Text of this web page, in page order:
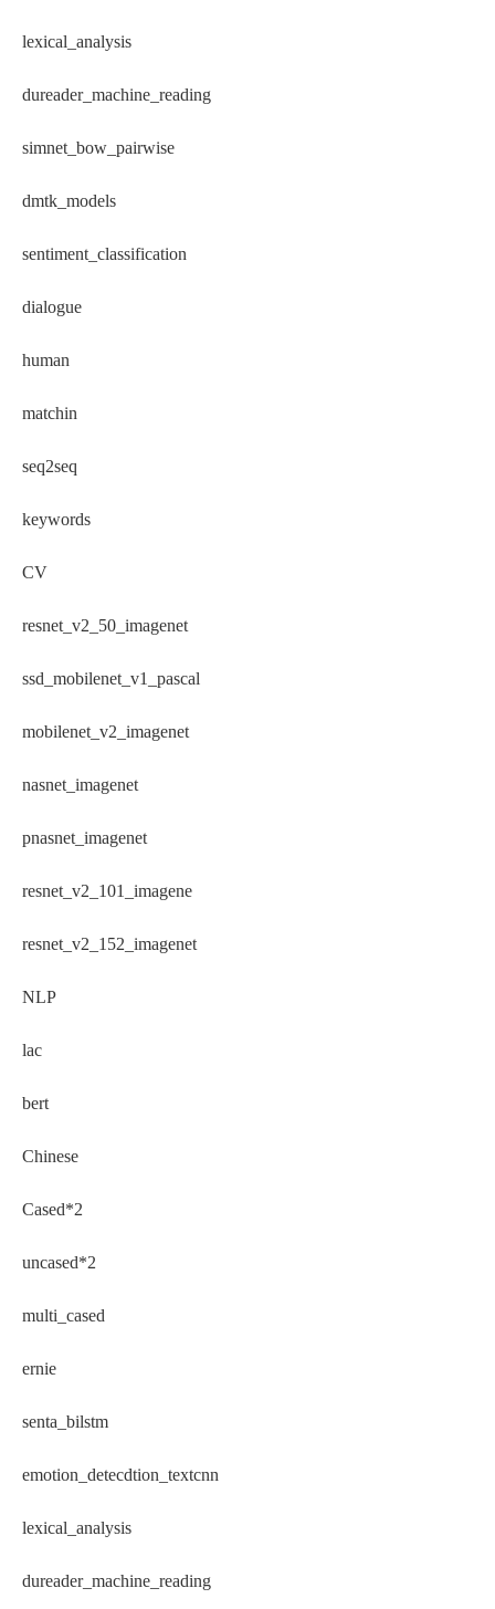
lexical_analysis
dureader_machine_reading
simnet_bow_pairwise
dmtk_models
sentiment_classification
dialogue
human
matchin
seq2seq
keywords
CV
resnet_v2_50_imagenet
ssd_mobilenet_v1_pascal
mobilenet_v2_imagenet
nasnet_imagenet
pnasnet_imagenet
resnet_v2_101_imagene
resnet_v2_152_imagenet
NLP
lac
bert
Chinese
Cased*2
uncased*2
multi_cased
ernie
senta_bilstm
emotion_detecdtion_textcnn
lexical_analysis
dureader_machine_reading